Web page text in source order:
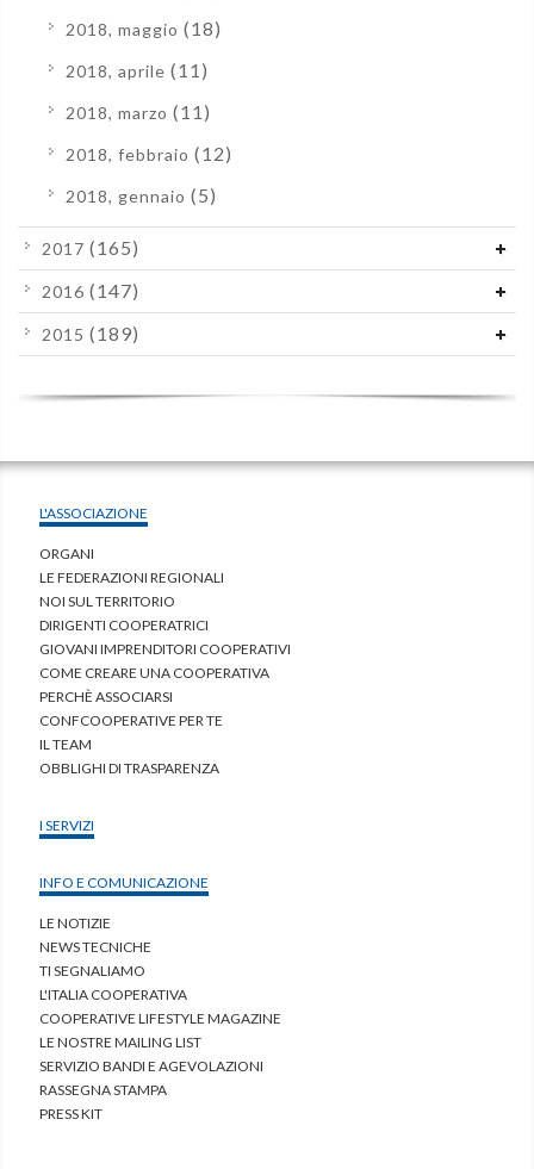
2018, maggio (18)
2018, aprile (11)
2018, marzo (11)
2018, febbraio (12)
2018, gennaio (5)
2017 (165)
2016 (147)
2015 (189)
L'ASSOCIAZIONE
ORGANI
LE FEDERAZIONI REGIONALI
NOI SUL TERRITORIO
DIRIGENTI COOPERATRICI
GIOVANI IMPRENDITORI COOPERATIVI
COME CREARE UNA COOPERATIVA
PERCHÈ ASSOCIARSI
CONFCOOPERATIVE PER TE
IL TEAM
OBBLIGHI DI TRASPARENZA
I SERVIZI
INFO E COMUNICAZIONE
LE NOTIZIE
NEWS TECNICHE
TI SEGNALIAMO
L'ITALIA COOPERATIVA
COOPERATIVE LIFESTYLE MAGAZINE
LE NOSTRE MAILING LIST
SERVIZIO BANDI E AGEVOLAZIONI
RASSEGNA STAMPA
PRESS KIT